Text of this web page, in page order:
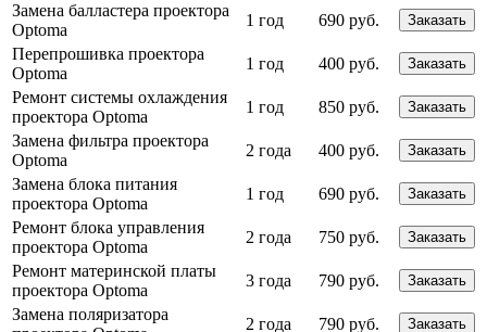
Замена балластера проектора
Optoma
1 год 690 руб. Заказать
Перепрошивка проектора
Optoma
1 год 400 руб. Заказать
Ремонт системы охлаждения
проектора Optoma
1 год 850 руб. Заказать
Замена фильтра проектора
Optoma
2 года 400 руб. Заказать
Замена блока питания
проектора Optoma
1 год 690 руб. Заказать
Ремонт блока управления
проектора Optoma
2 года 750 руб. Заказать
Ремонт материнской платы
проектора Optoma
3 года 790 руб. Заказать
Замена поляризатора
2 года 790 руб. Заказать